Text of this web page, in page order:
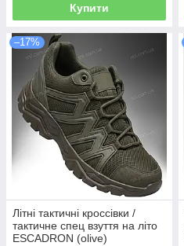
Купити
–17%
Літні тактичні кроссівки /
тактичне спец взуття на літо
ESCADRON (olive)